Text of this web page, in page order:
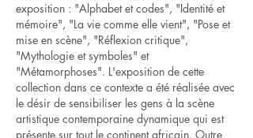
exposition : "Alphabet et codes", "Identité et
mémoire", "La vie comme elle vient", "Pose et
mise en scène", "Réflexion critique",
"Mythologie et symboles" et
"Métamorphoses". L'exposition de cette
collection dans ce contexte a été réalisée avec
le désir de sensibiliser les gens à la scène
artistique contemporaine dynamique qui est
présente sur tout le continent africain. Outre